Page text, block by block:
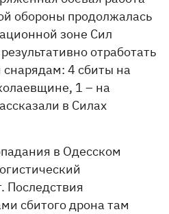
обороны продолжалась
зоне Сил
отработать
4 сбиты на
1 – на
в Силах
в Одесском
Последствия
сбитого дрона там